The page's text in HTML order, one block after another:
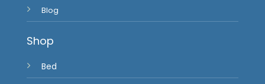
Blog
Shop
Bed